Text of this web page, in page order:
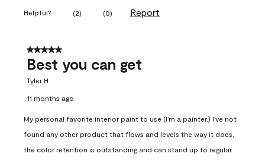
Helpful? (2) (0) Report
5 out of 5 stars.
Best you can get
Tyler H
11 months ago
My personal favorite interior paint to use (I'm a painter.) I've not
found any other product that flows and levels the way it does,
the color retention is outstanding and can stand up to regular